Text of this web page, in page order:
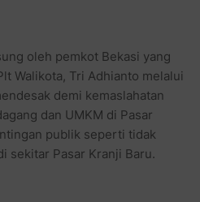
oleh pemkot Bekasi yang
Walikota, Tri Adhianto melalui
demi kemaslahatan
dan UMKM di Pasar
publik seperti tidak
sekitar Pasar Kranji Baru.